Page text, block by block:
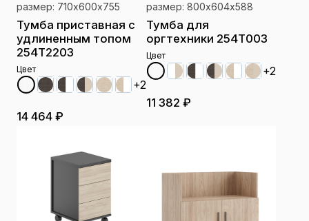
размер: 710х600x755
Тумба приставная с
удлиненным топом
254Т2203
Цвет
+2
14 464 ₽
размер: 800х604x588
Тумба для
оргтехники 254Т003
Цвет
+2
11 382 ₽